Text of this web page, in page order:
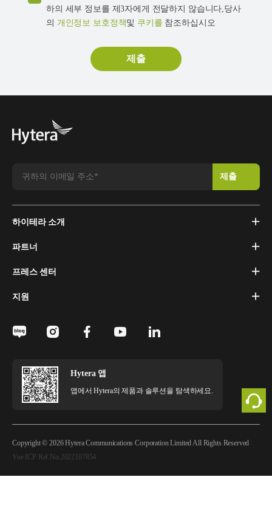
하의 세부 정보를 제3자에게 전달하지 않습니다,당사
의 개인정보 보호정책및 쿠키를 참조하십시오
하이테라 소개
파트너
프레스 센터
지원
Hytera 앱
앱에서 Hytera의 제품과 솔루션을 탐색하세요.
Copyright © 2026 Hytera Communications Corporation Limited All Rights Reserved
Yue ICP Ref.No.2022107854